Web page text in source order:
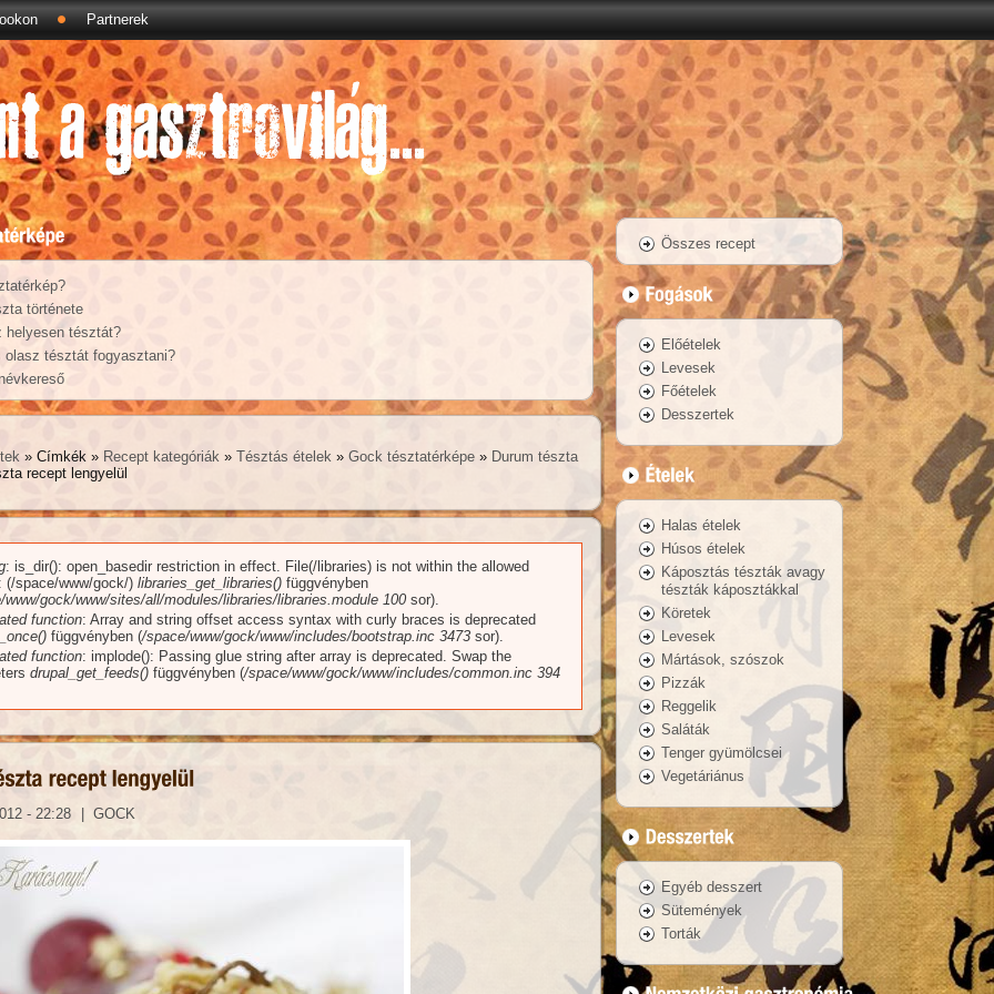
Partnerek
története
helyesen tésztát?
olasz tésztát fogyasztani?
» Címkék » Recept kategóriák »Tésztás ételek »Gock tésztatérképe » Durum tészta
recept lengyelül
: is_dir(): open_basedir restriction in effect. File(/libraries) is not within the allowed
(/space/www/gock/) libraries_get_libraries() függvényben
www/gock/www/sites/all/modules/libraries/libraries.module 100 sor).
function: Array and string offset access syntax with curly braces is deprecated
függvényben (/space/www/gock/www/includes/bootstrap.inc 3473 sor).
function: implode(): Passing glue string after array is deprecated. Swap the
drupal_get_feeds() függvényben (/space/www/gock/www/includes/common.inc 394
- 22:28 GOCK
Összes recept
Előételek
Levesek
Főételek
Desszertek
Halas ételek
Húsos ételek
Káposztás tészták avagy
tészták káposztákkal
Köretek
Levesek
Mártások, szószok
Pizzák
Reggelik
Saláták
Tenger gyümölcsei
Vegetáriánus
Egyéb desszert
Sütemények
Torták